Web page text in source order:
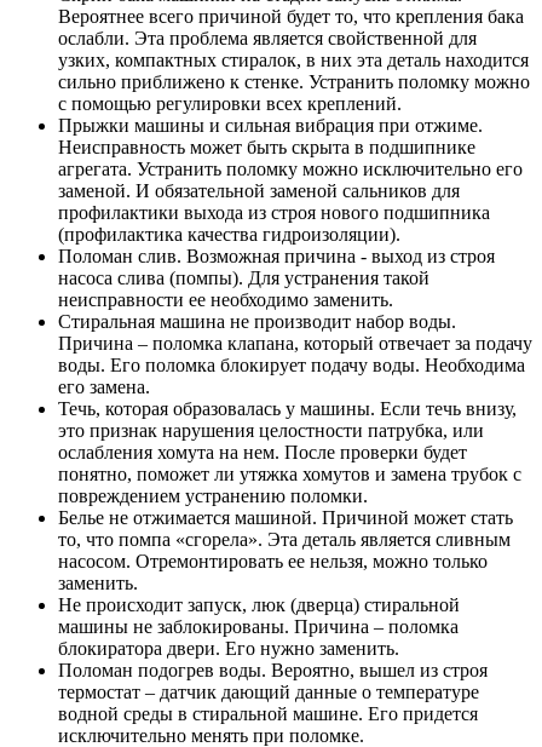
Вероятнее всего причиной будет то, что крепления бака
ослабли. Эта проблема является свойственной для
узких, компактных стиралок, в них эта деталь находится
сильно приближено к стенке. Устранить поломку можно
с помощью регулировки всех креплений.
Прыжки машины и сильная вибрация при отжиме.
Неисправность может быть скрыта в подшипнике
агрегата. Устранить поломку можно исключительно его
заменой. И обязательной заменой сальников для
профилактики выхода из строя нового подшипника
(профилактика качества гидроизоляции).
Поломан слив. Возможная причина - выход из строя
насоса слива (помпы). Для устранения такой
неисправности ее необходимо заменить.
Стиральная машина не производит набор воды.
Причина – поломка клапана, который отвечает за подачу
воды. Его поломка блокирует подачу воды. Необходима
его замена.
Течь, которая образовалась у машины. Если течь внизу,
это признак нарушения целостности патрубка, или
ослабления хомута на нем. После проверки будет
понятно, поможет ли утяжка хомутов и замена трубок с
повреждением устранению поломки.
Белье не отжимается машиной. Причиной может стать
то, что помпа «сгорела». Эта деталь является сливным
насосом. Отремонтировать ее нельзя, можно только
заменить.
Не происходит запуск, люк (дверца) стиральной
машины не заблокированы. Причина – поломка
блокиратора двери. Его нужно заменить.
Поломан подогрев воды. Вероятно, вышел из строя
термостат – датчик дающий данные о температуре
водной среды в стиральной машине. Его придется
исключительно менять при поломке.